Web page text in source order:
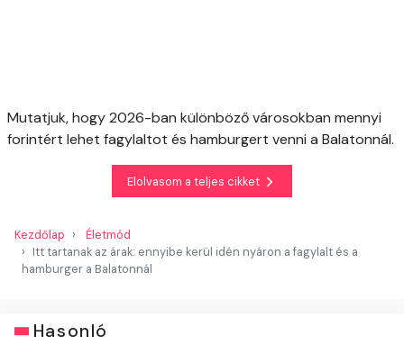
Mutatjuk, hogy 2026-ban különböző városokban mennyi
forintért lehet fagylaltot és hamburgert venni a Balatonnál.
Elolvasom a teljes cikket
Kezdőlap
Életmód
Itt tartanak az árak: ennyibe kerül idén nyáron a fagylalt és a
hamburger a Balatonnál
Hasonló